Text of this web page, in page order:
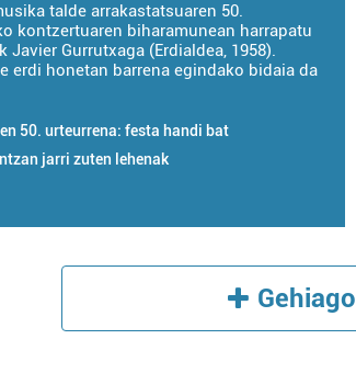
talde arrakastatsuaren 50.
kontzertuaren biharamunean harrapatu
Javier Gurrutxaga (Erdialdea, 1958).
erdi honetan barrena egindako bidaia da
50. urteurrena: festa handi bat
jarri zuten lehenak
Gehiago